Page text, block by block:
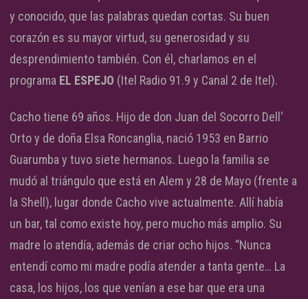
y conocido, que las palabras quedan cortas. Su buen
corazón es su mayor virtud, su generosidad y su
desprendimiento también. Con él, charlamos en el
programa EL ESPEJO (Itel Radio 91.9 y Canal 2 de Itel).
Cacho tiene 69 años. Hijo de don Juan del Socorro Dell‘
Orto y de doña Elsa Roncanglia, nació 1953 en Barrio
Guarumba y tuvo siete hermanos. Luego la familia se
mudó al triángulo que está en Alem y 28 de Mayo (frente a
la Shell), lugar donde Cacho vive actualmente. Allí había
un bar, tal como existe hoy, pero mucho más amplio. Su
madre lo atendía, además de criar ocho hijos. “Nunca
entendí como mi madre podía atender a tanta gente… La
casa, los hijos, los que venían a ese bar que era una